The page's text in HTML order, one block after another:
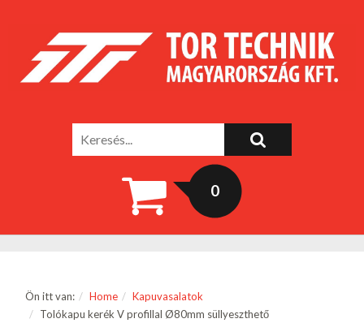
0
Ön itt van: Home
Kapuvasalatok
Tolókapu kerék V profillal Ø80mm süllyeszthető